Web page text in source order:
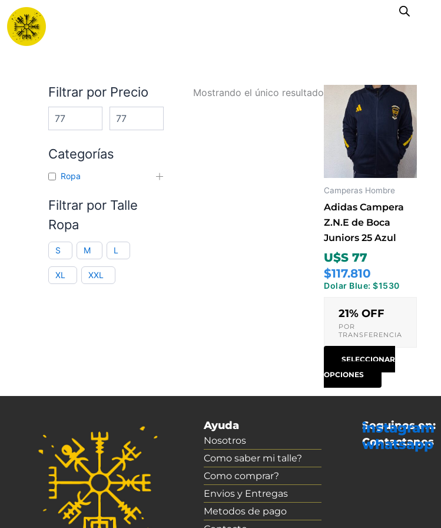
contenido
Filtrar por Precio
Categorías
Ropa
Filtrar por Talle
Ropa
S M L
XL XXL
Mostrando el único resultado
Camperas Hombre
Adidas Campera
Z.N.E de Boca
Juniors 25 Azul
U$S 77
$117.810
Dolar Blue: $1530
21% OFF
POR
TRANSFERENCIA
SELECCIONAR
OPCIONES
Este
producto
tiene
múltiples
variantes.
pueden
de
producto
Ayuda
Nosotros
Como saber mi talle?
Como comprar?
Envios y Entregas
Metodos de pago
Seguinos en:
instagram
Contactanos
whatsapp